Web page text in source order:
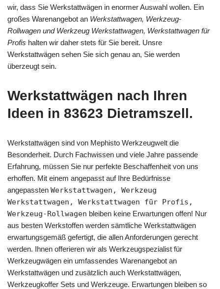
wir, dass Sie Werkstattwägen in enormer Auswahl wollen. Ein
großes Warenangebot an Werkstattwagen, Werkzeug-
Rollwagen und Werkzeug Werkstattwagen, Werkstattwagen für
Profis halten wir daher stets für Sie bereit. Unsre
Werkstattwägen sehen Sie sich genau an, Sie werden
überzeugt sein.
Werkstattwägen nach Ihren
Ideen in 83623 Dietramszell.
Werkstattwägen sind von Mephisto Werkzeugwelt die
Besonderheit. Durch Fachwissen und viele Jahre passende
Erfahrung, müssen Sie nur perfekte Beschaffenheit von uns
erhoffen. Mit einem angepasst auf Ihre Bedürfnisse
angepassten Werkstattwagen, Werkzeug
Werkstattwagen, Werkstattwagen für Profis,
Werkzeug-Rollwagen bleiben keine Erwartungen offen! Nur
aus besten Werkstoffen werden sämtliche Werkstattwägen
erwartungsgemäß gefertigt, die allen Anforderungen gerecht
werden. Ihnen offerieren wir als Werkzeugspezialist für
Werkzeugwägen ein umfassendes Warenangebot an
Werkstattwägen und zusätzlich auch Werkstattwägen,
Werkzeugkoffer Sets und Werkzeuge. Erwartungen bleiben so